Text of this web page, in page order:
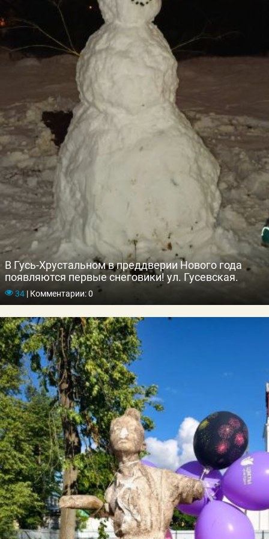
В Гусь-Хрустальном в преддверии Нового года
появляются первые снеговики! ул. Гусевская.
34 |Комментарии: 0